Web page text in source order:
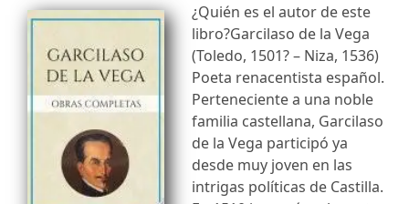
¿Quién es el autor de este
libro?Garcilaso de la Vega
(Toledo, 1501? – Niza, 1536)
Poeta renacentista español.
Perteneciente a una noble
familia castellana, Garcilaso
de la Vega participó ya
desde muy joven en las
intrigas políticas de Castilla.